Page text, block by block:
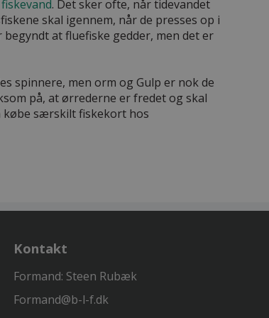
. Det sker ofte, når tidevandet
skal igennem, når de presses op i
at fluefiske gedder, men det er
spinnere, men orm og Gulp er nok de
på, at ørrederne er fredet og skal
købe særskilt fiskekort hos
Kontakt
Formand: Steen Rubæk
Formand@b-l-f.dk